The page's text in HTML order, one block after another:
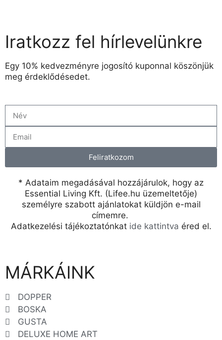
Iratkozz fel hírlevelünkre
Egy 10% kedvezményre jogosító kuponnal köszönjük
meg érdeklődésedet.
Feliratkozom
* Adataim megadásával hozzájárulok, hogy az
Essential Living Kft. (Lifee.hu üzemeltetője)
személyre szabott ajánlatokat küldjön e-mail
címemre.
Adatkezelési tájékoztatónkat ide kattintva éred el.
MÁRKÁINK
DOPPER
BOSKA
GUSTA
DELUXE HOME ART